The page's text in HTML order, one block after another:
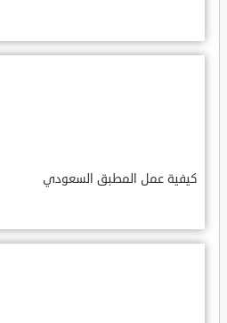
كيفية عمل المطبق السعودي